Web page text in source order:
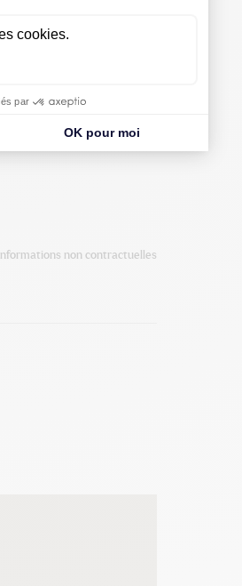
Informations non contractuelles